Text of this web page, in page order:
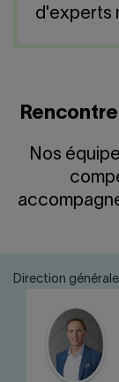
Nous joindre
d'experts
Nos
Direction générale